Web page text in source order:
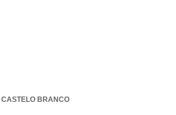
CASTELO BRANCO